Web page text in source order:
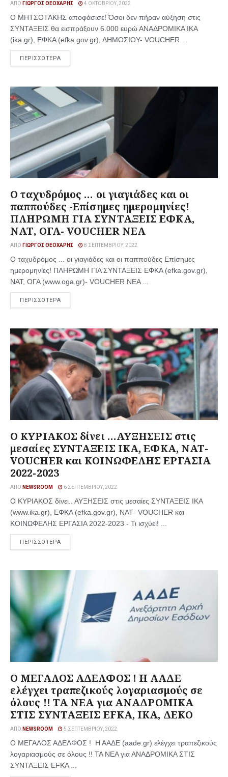
ΑΠΌ ΓΙΏΡΓΟΣ ΘΕΟΧΆΡΗΣ 4 ΟΚΤΩΒΡΊΟΥ, 2022
Ο ΜΗΤΣΟΤΑΚΗΣ αποφάσισε! Όσοι δεν πήραν αύξηση στις
ΣΥΝΤΑΞΕΙΣ θα εισπράξουν 6.000 ευρώ ΑΝΑΔΡΟΜΙΚΑ ΙΚΑ
(ika.gr), ΕΦΚΑ (efka.gov.gr), ΔΗΜΟΣΙΟΥ- VOUCHER ...
ΠΕΡΙΣΣΟΤΕΡΑ
Ο ταχυδρόμος … οι γιαγιάδες και οι
παππούδες -Επίσημες ημερομηνίες!
ΠΛΗΡΩΜΗ ΓΙΑ ΣΥΝΤΑΞΕΙΣ ΕΦΚΑ,
ΝΑΤ, ΟΓΑ- VOUCHER ΝΕΑ
ΑΠΌ ΓΙΏΡΓΟΣ ΘΕΟΧΆΡΗΣ 8 ΣΕΠΤΕΜΒΡΊΟΥ, 2022
Ο ταχυδρόμος ... οι γιαγιάδες και οι παππούδες Επίσημες
ημερομηνίες! ΠΛΗΡΩΜΗ ΓΙΑ ΣΥΝΤΑΞΕΙΣ ΕΦΚΑ (efka.gov.gr),
ΝΑΤ, ΟΓΑ (www.oga.gr)- VOUCHER ΝΕΑ ...
ΠΕΡΙΣΣΟΤΕΡΑ
Ο ΚΥΡΙΑΚΟΣ δίνει …ΑΥΞΗΣΕΙΣ στις
μεσαίες ΣΥΝΤΑΞΕΙΣ ΙΚΑ, ΕΦΚΑ, ΝΑΤ-
VOUCHER και ΚΟΙΝΩΦΕΛΗΣ ΕΡΓΑΣΙΑ
2022-2023
ΑΠΌ NEWSROOM 6 ΣΕΠΤΕΜΒΡΊΟΥ, 2022
Ο ΚΥΡΙΑΚΟΣ δίνει.. ΑΥΞΗΣΕΙΣ στις μεσαίες ΣΥΝΤΑΞΕΙΣ ΙΚΑ
(www.ika.gr), ΕΦΚΑ (efka.gov.gr), ΝΑΤ- VOUCHER και
ΚΟΙΝΩΦΕΛΗΣ ΕΡΓΑΣΙΑ 2022-2023 - Τι ισχύει! ...
ΠΕΡΙΣΣΟΤΕΡΑ
Ο ΜΕΓΑΛΟΣ ΑΔΕΛΦΟΣ ! Η ΑΑΔΕ
ελέγχει τραπεζικούς λογαριασμούς σε
όλους !! ΤΑ ΝΕΑ για ΑΝΑΔΡΟΜΙΚΑ
ΣΤΙΣ ΣΥΝΤΑΞΕΙΣ EFKA, ΙΚΑ, ΔΕΚΟ
ΑΠΌ NEWSROOM 5 ΣΕΠΤΕΜΒΡΊΟΥ, 2022
Ο ΜΕΓΑΛΟΣ ΑΔΕΛΦΟΣ ! Η ΑΑΔΕ (aade.gr) ελέγχει τραπεζικούς
λογαριασμούς σε όλους !! ΤΑ ΝΕΑ για ΑΝΑΔΡΟΜΙΚΑ ΣΤΙΣ
ΣΥΝΤΑΞΕΙΣ EFKA ...